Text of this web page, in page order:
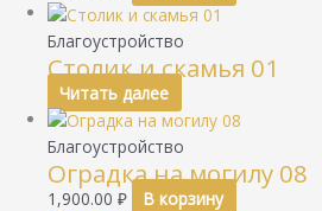
Благоустройство
Столик и скамья 01
Читать далее
Благоустройство
Оградка на могилу 08
1,900.00 ₽ В корзину